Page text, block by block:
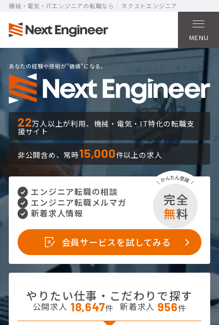
機械・電気・ITエンジニアの転職なら ネクストエンジニア
MENU
あなたの経験や技術が"価値"になる。
22万人以上が利用、 機械・電気・IT特化の転職支
援サイト
非公開含め、 常時15,000件以上の求人
エンジニア転職の相談
エンジニア転職メルマガ
新着求人情報
会員サービスを試してみる
やりたい仕事・こだわりで探す
公開求人 18,647件 新着求人 956件